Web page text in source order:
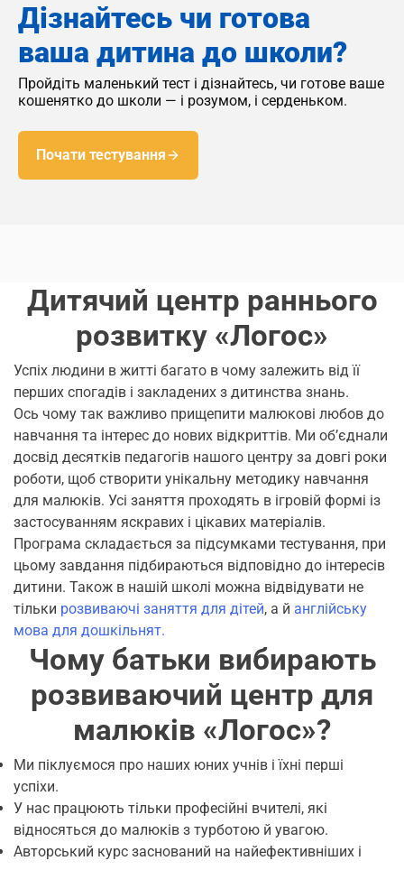
Дізнайтесь чи готова
ваша дитина до школи?
Пройдіть маленький тест і дізнайтесь, чи готове ваше
кошенятко до школи — і розумом, і серденьком.
Почати тестування
Дитячий центр раннього
розвитку «Логос»
Успіх людини в житті багато в чому залежить від її
перших спогадів і закладених з дитинства знань.
Ось чому так важливо прищепити малюкові любов до
навчання та інтерес до нових відкриттів. Ми об’єднали
досвід десятків педагогів нашого центру за довгі роки
роботи, щоб створити унікальну методику навчання
для малюків. Усі заняття проходять в ігровій формі із
застосуванням яскравих і цікавих матеріалів.
Програма складається за підсумками тестування, при
цьому завдання підбираються відповідно до інтересів
дитини. Також в нашій школі можна відвідувати не
тільки розвиваючі заняття для дітей, а й англійську
мова для дошкільнят.
Чому батьки вибирають
розвиваючий центр для
малюків «Логос»?
Ми піклуємося про наших юних учнів і їхні перші
успіхи.
У нас працюють тільки професійні вчителі, які
відносяться до малюків з турботою й увагою.
Авторський курс заснований на найефективніших і